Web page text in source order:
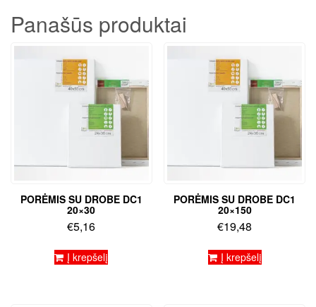
Panašūs produktai
PORĖMIS SU DROBE DC1
20×30
€5,16
Į krepšelį
PORĖMIS SU DROBE DC1
20×150
€19,48
Į krepšelį